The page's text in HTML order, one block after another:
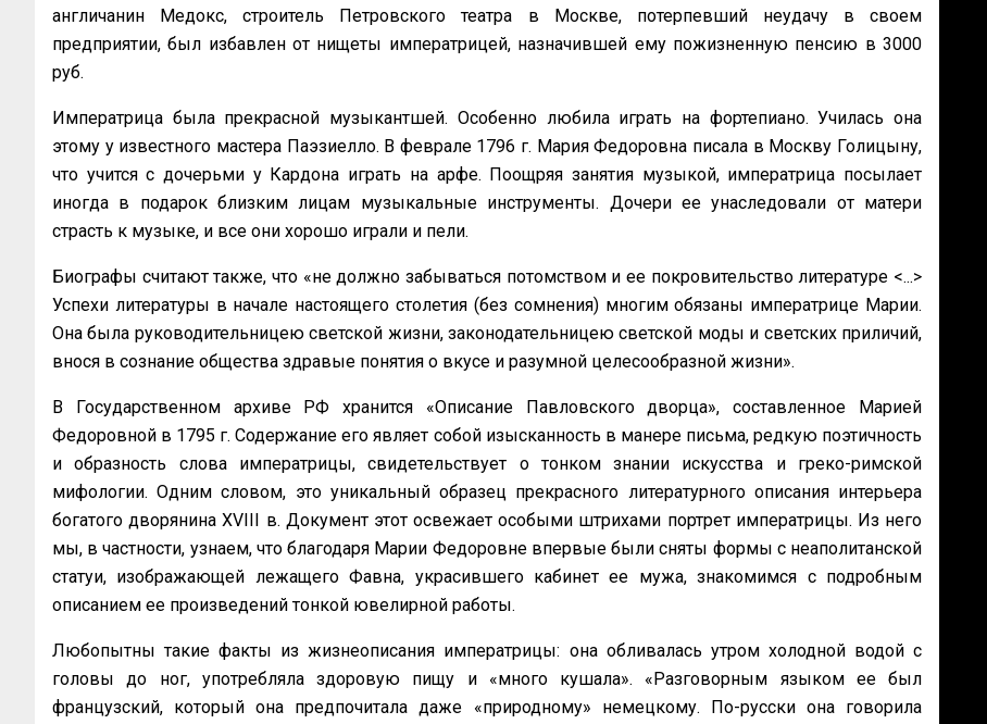
англичанин Медокс, строитель Петровского театра в Москве, потерпевший неудачу в своем
предприятии, был избавлен от нищеты императрицей, назначившей ему пожизненную пенсию в 3000
руб.
Императрица была прекрасной музыкантшей. Особенно любила играть на фортепиано. Училась она
этому у известного мастера Паэзиелло. В феврале 1796 г. Мария Федоровна писала в Москву Голицыну,
что учится с дочерьми у Кардона играть на арфе. Поощряя занятия музыкой, императрица посылает
иногда в подарок близким лицам музыкальные инструменты. Дочери ее унаследовали от матери
страсть к музыке, и все они хорошо играли и пели.
Биографы считают также, что «не должно забываться потомством и ее покровительство литературе <...>
Успехи литературы в начале настоящего столетия (без сомнения) многим обязаны императрице Марии.
Она была руководительницею светской жизни, законодательницею светской моды и светских приличий,
внося в сознание общества здравые понятия о вкусе и разумной целесообразной жизни».
В Государственном архиве РФ хранится «Описание Павловского дворца», составленное Марией
Федоровной в 1795 г. Содержание его являет собой изысканность в манере письма, редкую поэтичность
и образность слова императрицы, свидетельствует о тонком знании искусства и греко-римской
мифологии. Одним словом, это уникальный образец прекрасного литературного описания интерьера
богатого дворянина XVIII в. Документ этот освежает особыми штрихами портрет императрицы. Из него
мы, в частности, узнаем, что благодаря Марии Федоровне впервые были сняты формы с неаполитанской
статуи, изображающей лежащего Фавна, украсившего кабинет ее мужа, знакомимся с подробным
описанием ее произведений тонкой ювелирной работы.
Любопытны такие факты из жизнеописания императрицы: она обливалась утром холодной водой с
головы до ног, употребляла здоровую пищу и «много кушала». «Разговорным языком ее был
французский, который она предпочитала даже «природному» немецкому. По-русски она говорила